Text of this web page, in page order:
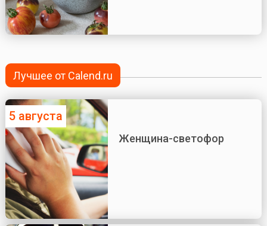
Лучшее от Calend.ru
5 августа
Женщина-светофор